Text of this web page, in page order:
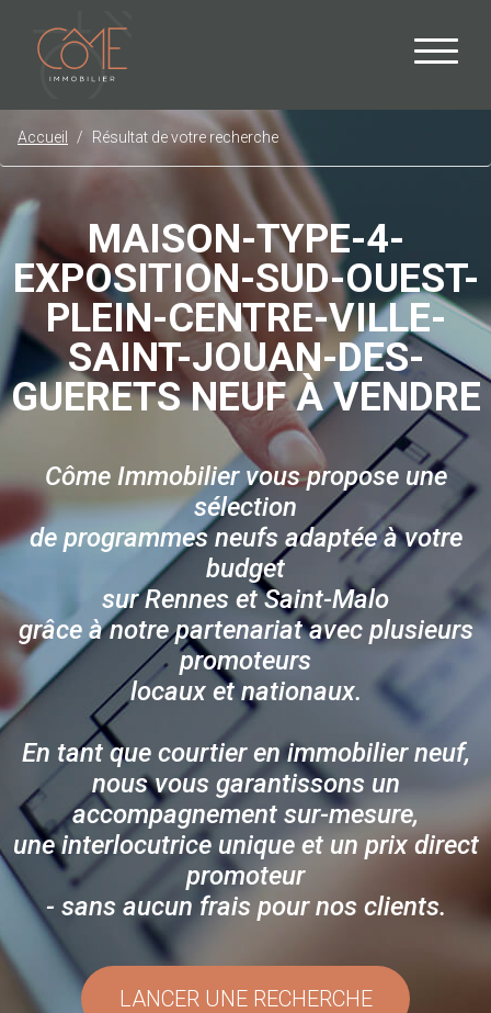
MAISON-TYPE-4-
EXPOSITION-SUD-OUEST-
PLEIN-CENTRE-VILLE-
SAINT-JOUAN-DES-
GUERETS NEUF À VENDRE
Côme Immobilier vous propose une
sélection
de programmes neufs adaptée à votre
budget
sur Rennes et Saint-Malo
grâce à notre partenariat avec plusieurs
promoteurs
locaux et nationaux.
En tant que courtier en immobilier neuf,
nous vous garantissons un
accompagnement sur-mesure,
une interlocutrice unique et un prix direct
promoteur
- sans aucun frais pour nos clients.
LANCER UNE RECHERCHE
Accueil Résultat de votre recherche